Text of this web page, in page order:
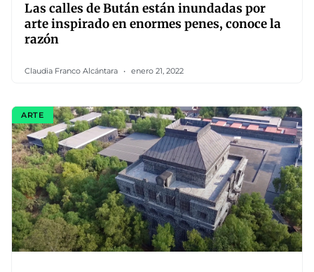
Las calles de Bután están inundadas por
arte inspirado en enormes penes, conoce la
razón
Claudia Franco Alcántara enero 21, 2022
ARTE